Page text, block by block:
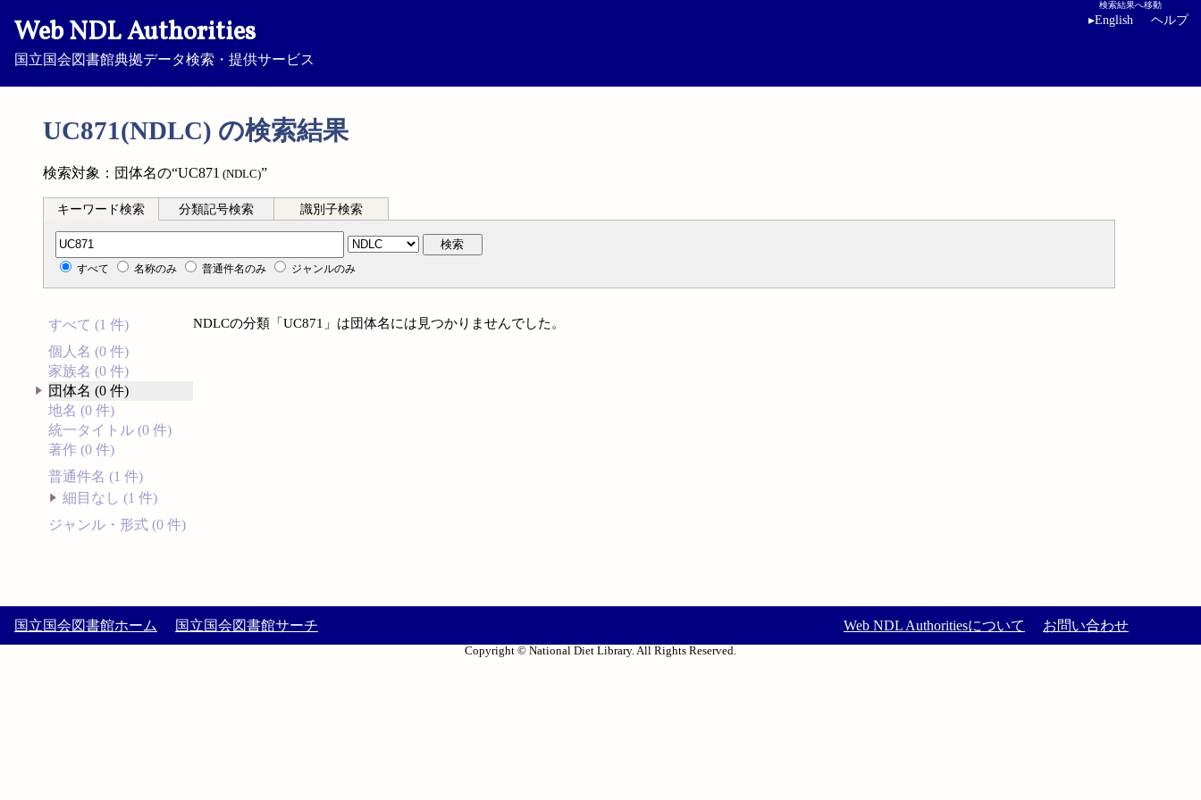
Web NDL Authorities
国立国会図書館典拠データ検索・提供サービス
検索結果へ移動
▸English ヘルプ
UC871(NDLC) の検索結果
検索対象：団体名の“UC871 (NDLC)”
キーワード検索 分類記号検索 識別子検索
分類記号検索 検索
すべて 名称のみ 普通件名のみ ジャンルのみ
すべて (1 件)
個人名 (0 件)
家族名 (0 件)
団体名 (0 件)
地名 (0 件)
統一タイトル (0 件)
著作 (0 件)
普通件名 (1 件)
細目なし (1 件)
ジャンル・形式 (0 件)
NDLCの分類「UC871」は団体名には見つかりませんでした。
国立国会図書館ホーム 国立国会図書館サーチ Web NDL Authoritiesについて お問い合わせ
Copyright © National Diet Library. All Rights Reserved.